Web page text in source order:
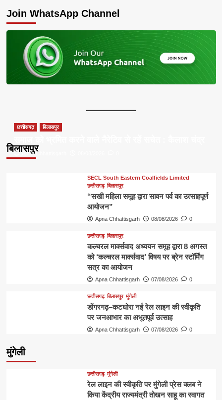
Join WhatsApp Channel
बिलासपुर
छत्तीसगढ़ बिलासपुर
Apna Chhattisgarh
SECL South Eastern Coalfields Limited
छत्तीसगढ़ बिलासपुर
“सखी महिला समूह द्वारा सावन पर्व का उत्साहपूर्ण
आयोजन”
Apna Chhattisgarh 08/08/2026 0
छत्तीसगढ़ बिलासपुर
कल्चरल मार्क्सवाद अध्ययन समूह द्वारा 8 अगस्त
को ‘कल्चरल मार्क्सवाद’ विषय पर ब्रेन स्टॉर्मिंग
सत्र का आयोजन
Apna Chhattisgarh 07/08/2026 0
छत्तीसगढ़ बिलासपुर मुंगेली
डोंगरगढ़–कटघोरा नई रेल लाइन की स्वीकृति
पर जनआभार का अभूतपूर्व उत्साह
Apna Chhattisgarh 07/08/2026 0
मुंगेली
छत्तीसगढ़ मुंगेली
रेल लाइन की स्वीकृति पर मुंगेली प्रेस क्लब ने
किया केंद्रीय राज्यमंत्री तोखन साहू का स्वागत